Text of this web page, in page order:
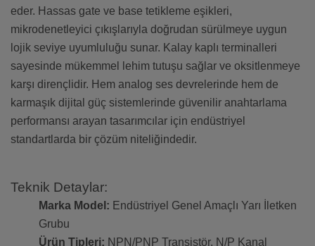
eder. Hassas gate ve base tetikleme eşikleri,
mikrodenetleyici çıkışlarıyla doğrudan sürülmeye uygun
lojik seviye uyumluluğu sunar. Kalay kaplı terminalleri
sayesinde mükemmel lehim tutuşu sağlar ve oksitlenmeye
karşı dirençlidir. Hem analog ses devrelerinde hem de
karmaşık dijital güç sistemlerinde güvenilir anahtarlama
performansı arayan tasarımcılar için endüstriyel
standartlarda bir çözüm niteliğindedir.
Teknik Detaylar:
Marka Model: Endüstriyel Genel Amaçlı Yarı İletken
Grubu
Ürün Tipleri: NPN/PNP Transistör, N/P Kanal